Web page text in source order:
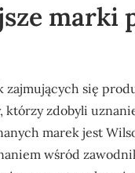
marki
się
zdobyli
marek jest
wśród